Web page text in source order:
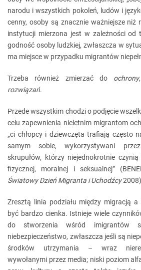
narodu i wszystkich pokoleń, ludów i
cenny, osoby są znacznie ważniejsze niż
instytucji mierzona jest w zależności od
godność osoby ludzkiej, zwłaszcza w
ma miejsce w przypadku migrantów
Trzeba również zmierzać do ochrony
rozwiązań.
Przede wszystkim chodzi o podjęcie
celu zapewnienia nieletnim migrantom
„ci chłopcy i dziewczęta trafiają często
samym sobie, wykorzystywani
skrupułów, którzy niejednokrotnie
fizycznej, moralnej i seksualnej”
Światowy Dzień Migranta i Uchodźcy
Zresztą linia podziału między migracją
być bardzo cienka. Istnieje wiele
do stworzenia wśród imigrantów
niebezpieczeństwo, zwłaszcza jeśli są
środków utrzymania – wraz
wywołanymi przez media; niski poziom